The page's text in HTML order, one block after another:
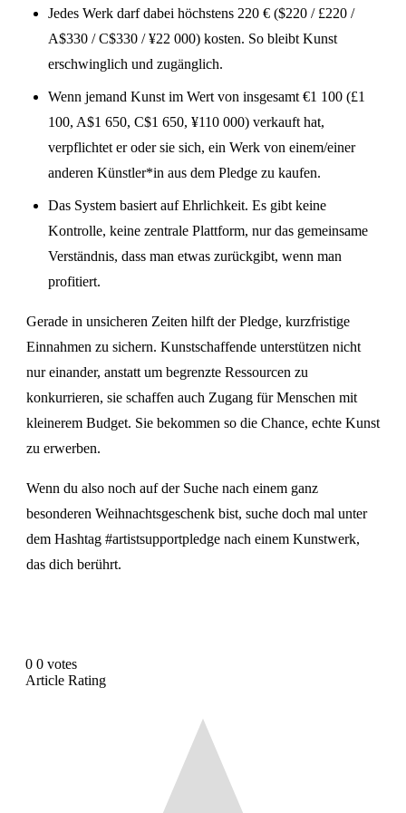
Jedes Werk darf dabei höchstens 220 € ($220 / £220 /
A$330 / C$330 / ¥22 000) kosten. So bleibt Kunst
erschwinglich und zugänglich.
Wenn jemand Kunst im Wert von insgesamt €1 100 (£1
100, A$1 650, C$1 650, ¥110 000) verkauft hat,
verpflichtet er oder sie sich, ein Werk von einem/einer
anderen Künstler*in aus dem Pledge zu kaufen.
Das System basiert auf Ehrlichkeit. Es gibt keine
Kontrolle, keine zentrale Plattform, nur das gemeinsame
Verständnis, dass man etwas zurückgibt, wenn man
profitiert.
Gerade in unsicheren Zeiten hilft der Pledge, kurzfristige
Einnahmen zu sichern. Kunstschaffende unterstützen nicht
nur einander, anstatt um begrenzte Ressourcen zu
konkurrieren, sie schaffen auch Zugang für Menschen mit
kleinerem Budget. Sie bekommen so die Chance, echte Kunst
zu erwerben.
Wenn du also noch auf der Suche nach einem ganz
besonderen Weihnachtsgeschenk bist, suche doch mal unter
dem Hashtag #artistsupportpledge nach einem Kunstwerk,
das dich berührt.
0 0 votes
Article Rating